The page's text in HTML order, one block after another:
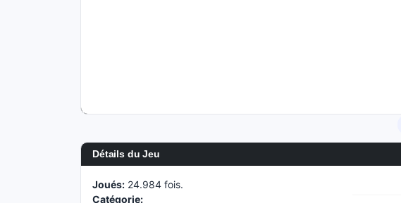
Détails du Jeu
Joués: 24.984 fois.
Catégorie: